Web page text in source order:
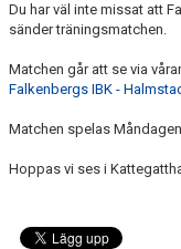
BILDGALLERI
DOKUMENT
KONTAKT
TABELL DAMER DIVISION
Du har väl inte missat att
sänder träningsmatchen.
Matchen går att se via
Falkenbergs IBK -
Matchen spelas
Hoppas vi ses i